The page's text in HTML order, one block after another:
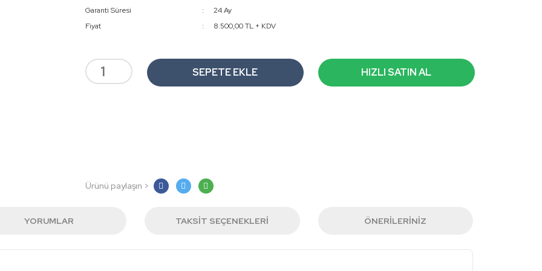
Garanti Süresi
24 Ay
Fiyat
8.500,00 TL + KDV
SEPETE EKLE HIZLI SATIN AL
Ürünü paylaşın >
YORUMLAR TAKSIT SEÇENEKLERI ÖNERILERINIZ